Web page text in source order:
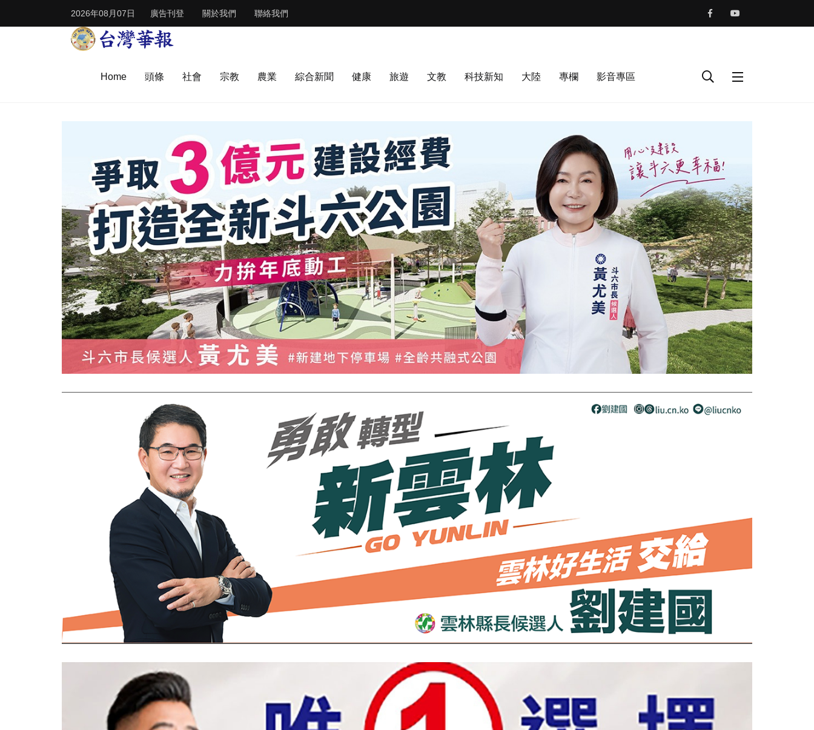
2026年08月07日 廣告刊登 關於我們 聯絡我們
Home 頭條 社會 宗教 農業 綜合新聞 健康 旅遊 文教 科技新知 大陸 專欄 影音專區